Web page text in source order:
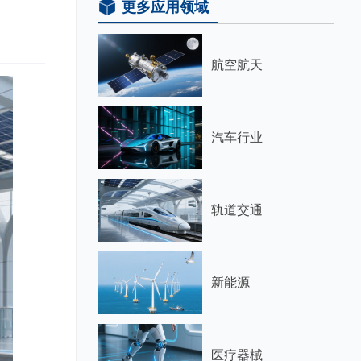
更多应用领域
航空航天
汽车行业
轨道交通
新能源
医疗器械